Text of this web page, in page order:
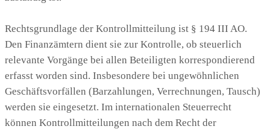
Rechtsgrundlage der Kontrollmitteilung ist § 194 III AO.
Den Finanzämtern dient sie zur Kontrolle, ob steuerlich
relevante Vorgänge bei allen Beteiligten korrespondierend
erfasst worden sind. Insbesondere bei ungewöhnlichen
Geschäftsvorfällen (Barzahlungen, Verrechnungen, Tausch)
werden sie eingesetzt. Im internationalen Steuerrecht
können Kontrollmitteilungen nach dem Recht der